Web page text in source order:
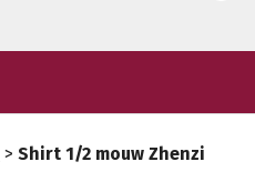
> Shirt 1/2 mouw Zhenzi